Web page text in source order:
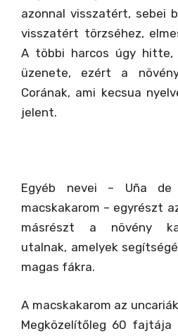
azonnal visszatért, sebei
visszatért törzséhez,
A többi harcos úgy
üzenete, ezért a
Corának, ami kecsua
jelent.
Egyéb nevei – Uña de
macskakarom – egyrészt
másrészt a növény
utalnak, amelyek
magas fákra.
A macskakarom az
Megközelítőleg 60 fajtája